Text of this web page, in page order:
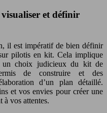
et définir
il est impératif de bien définir
pilotis en kit. Cela implique
un choix judicieux du kit de
de construire et des
d’un plan détaillé.
et vos envies pour créer une
à vos attentes.